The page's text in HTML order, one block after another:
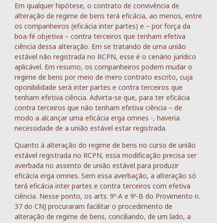
Em qualquer hipótese, o contrato de convivência de
alteração de regime de bens terá eficácia, ao menos, entre
os companheiros (eficácia inter partes) e – por força da
boa-fé objetiva – contra terceiros que tenham efetiva
ciência dessa alteração. Em se tratando de uma união
estável não registrada no RCPN, esse é o cenário jurídico
aplicável. Em resumo, os companheiros podem mudar o
regime de bens por meio de mero contrato escrito, cuja
oponibilidade será inter partes e contra terceiros que
tenham efetiva ciência. Advirta-se que, para ter eficácia
contra terceiros que não tenham efetiva ciência – de
modo a alcançar uma eficácia erga omnes -, haveria
necessidade de a união estável estar registrada.
Quanto à alteração do regime de bens no curso de união
estável registrada no RCPN, essa modificação precisa ser
averbada no assento de união estável para produzir
eficácia erga omnes. Sem essa averbação, a alteração só
terá eficácia inter partes e contra terceiros com efetiva
ciência. Nesse ponto, os arts. 9º-A e 9º-B do Provimento n.
37 do CNJ procuraram facilitar o procedimento de
alteração de regime de bens, conciliando, de um lado, a